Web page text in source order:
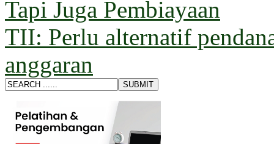
Tapi Juga Pembiayaan
TII: Perlu alternatif
anggaran